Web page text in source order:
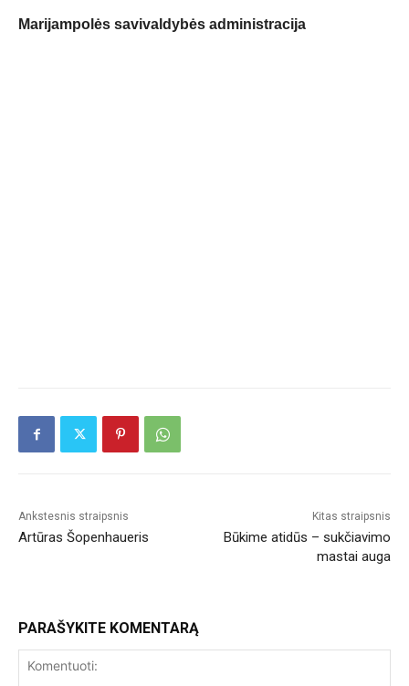
Marijampolės savivaldybės administracija
Ankstesnis straipsnis
Artūras Šopenhaueris
Kitas straipsnis
Būkime atidūs – sukčiavimo
mastai auga
PARAŠYKITE KOMENTARĄ